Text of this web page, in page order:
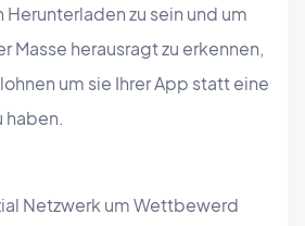
zu sein und um
Masse herausragt zu erkennen,
um sie Ihrer App statt eine
haben.
Netzwerk um Wettbewerd